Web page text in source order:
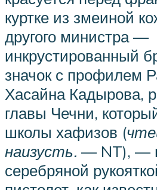
куртке из змеиной
другого министра —
инкрустированный
значок с профилем
Хасайна Кадырова,
главы Чечни,
школы хафизов (
наизусть. — NT), —
серебряной